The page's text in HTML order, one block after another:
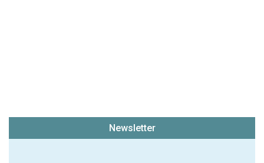
Newsletter